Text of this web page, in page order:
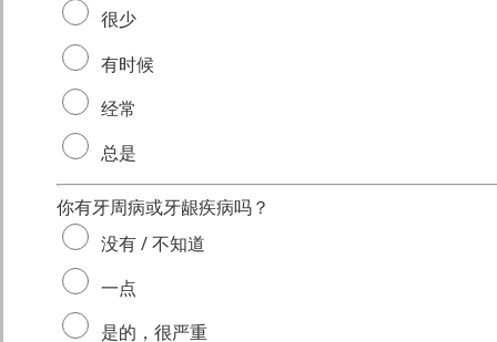
很少
有时候
经常
总是
你有牙周病或牙龈疾病吗？
没有 / 不知道
一点
是的，很严重